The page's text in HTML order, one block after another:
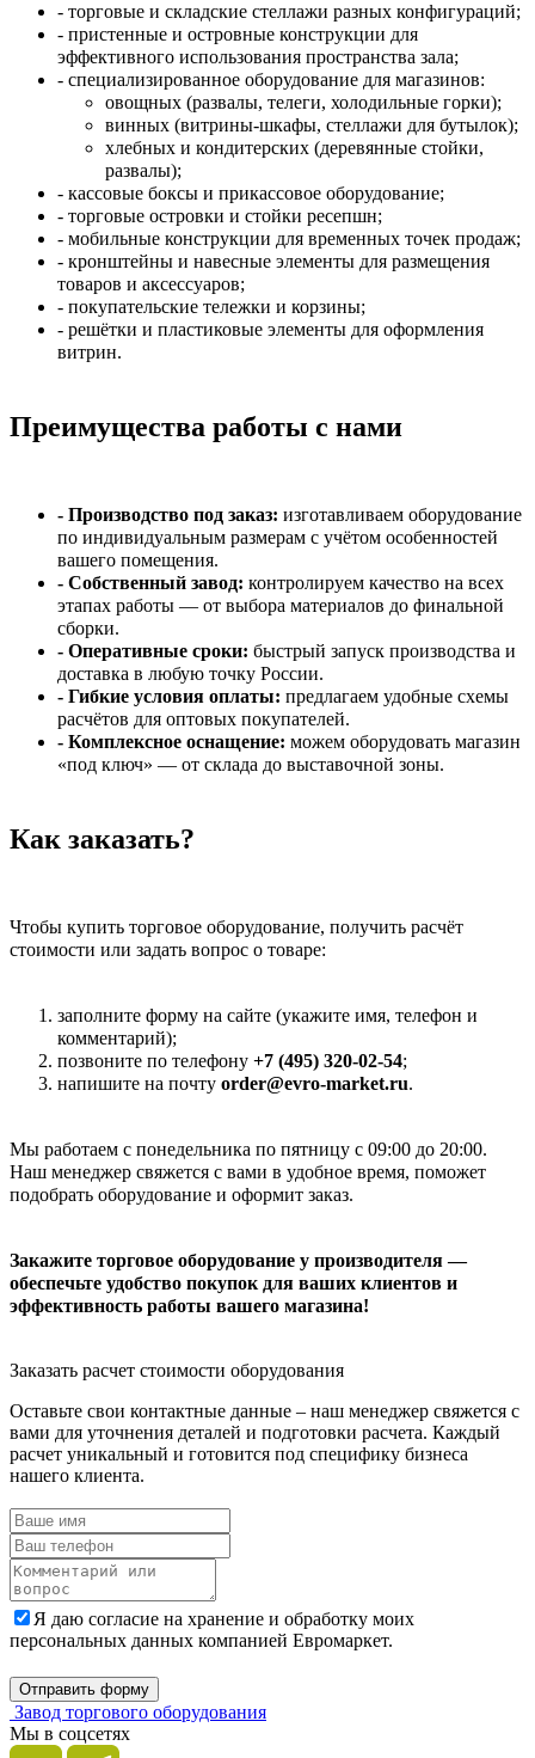
- торговые и складские стеллажи разных конфигураций;
- пристенные и островные конструкции для
эффективного использования пространства зала;
- специализированное оборудование для магазинов:
овощных (развалы, телеги, холодильные горки);
винных (витрины‑шкафы, стеллажи для бутылок);
хлебных и кондитерских (деревянные стойки,
развалы);
- кассовые боксы и прикассовое оборудование;
- торговые островки и стойки ресепшн;
- мобильные конструкции для временных точек продаж;
- кронштейны и навесные элементы для размещения
товаров и аксессуаров;
- покупательские тележки и корзины;
- решётки и пластиковые элементы для оформления
витрин.
Преимущества работы с нами
- Производство под заказ: изготавливаем оборудование
по индивидуальным размерам с учётом особенностей
вашего помещения.
- Собственный завод: контролируем качество на всех
этапах работы — от выбора материалов до финальной
сборки.
- Оперативные сроки: быстрый запуск производства и
доставка в любую точку России.
- Гибкие условия оплаты: предлагаем удобные схемы
расчётов для оптовых покупателей.
- Комплексное оснащение: можем оборудовать магазин
«под ключ» — от склада до выставочной зоны.
Как заказать?
Чтобы купить торговое оборудование, получить расчёт
стоимости или задать вопрос о товаре:
заполните форму на сайте (укажите имя, телефон и
комментарий);
позвоните по телефону +7 (495) 320-02-54;
напишите на почту order@evro-market.ru.
Мы работаем с понедельника по пятницу с 09:00 до 20:00.
Наш менеджер свяжется с вами в удобное время, поможет
подобрать оборудование и оформит заказ.
Закажите торговое оборудование у производителя —
обеспечьте удобство покупок для ваших клиентов и
эффективность работы вашего магазина!
Заказать расчет стоимости оборудования
Оставьте свои контактные данные – наш менеджер свяжется с
вами для уточнения деталей и подготовки расчета. Каждый
расчет уникальный и готовится под специфику бизнеса
нашего клиента.
Я даю согласие на хранение и обработку моих
персональных данных компанией Евромаркет.
Отправить форму
Завод торгового оборудования
Мы в соцсетях